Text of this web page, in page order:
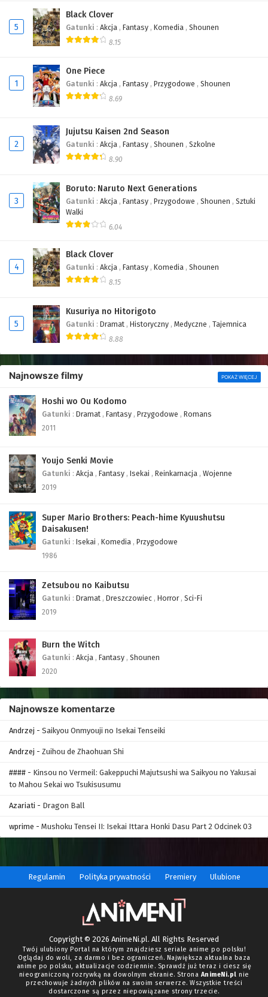
5
Black Clover
Gatunki : Akcja , Fantasy , Komedia , Shounen
8.15
1
One Piece
Gatunki : Akcja , Fantasy , Przygodowe , Shounen
8.69
2
Jujutsu Kaisen 2nd Season
Gatunki : Akcja , Fantasy , Shounen , Szkolne
8.90
3
Boruto: Naruto Next Generations
Gatunki : Akcja , Fantasy , Przygodowe , Shounen , Sztuki
Walki
6.04
4
Black Clover
Gatunki : Akcja , Fantasy , Komedia , Shounen
8.15
5
Kusuriya no Hitorigoto
Gatunki : Dramat , Historyczny , Medyczne , Tajemnica
8.88
Najnowsze filmy POKAŻ WIĘCEJ
Hoshi wo Ou Kodomo
Gatunki : Dramat , Fantasy , Przygodowe , Romans
2011
Youjo Senki Movie
Gatunki : Akcja , Fantasy , Isekai , Reinkarnacja , Wojenne
2019
Super Mario Brothers: Peach-hime Kyuushutsu
Daisakusen!
Gatunki : Isekai , Komedia , Przygodowe
1986
Zetsubou no Kaibutsu
Gatunki : Dramat , Dreszczowiec , Horror , Sci-Fi
2019
Burn the Witch
Gatunki : Akcja , Fantasy , Shounen
2020
Najnowsze komentarze
Andrzej - Saikyou Onmyouji no Isekai Tenseiki
Andrzej - Zuihou de Zhaohuan Shi
#### - Kinsou no Vermeil: Gakeppuchi Majutsushi wa Saikyou no Yakusai
to Mahou Sekai wo Tsukisusumu
Azariati - Dragon Ball
wprime - Mushoku Tensei II: Isekai Ittara Honki Dasu Part 2 Odcinek 03
Regulamin Polityka prywatności Premiery Ulubione
Copyright © 2026 AnimeNi.pl. All Rights Reserved
Twój ulubiony Portal na którym znajdziesz seriale anime po polsku!
Oglądaj do woli, za darmo i bez ograniczeń. Największa aktualna baza
anime po polsku, aktualizacje codziennie. Sprawdź już teraz i ciesz się
nieograniczoną rozrywką na dowolnym ekranie. Strona AnimeNi.pl nie
przechowuje żadnych plików na swoim serwerze. Wszystkie treści
dostarczone są przez niepowiązane strony trzecie.